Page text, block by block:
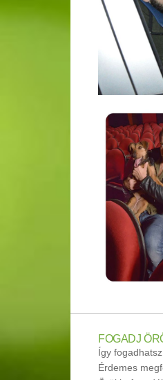
FOGADJ
Így
Érdemes